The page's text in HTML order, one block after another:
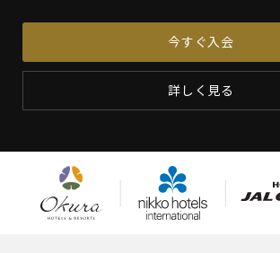
今すぐ入会
詳しく見る
オークラ
ホテルズ
ー・ホテ
ホテルJALシ
ティ